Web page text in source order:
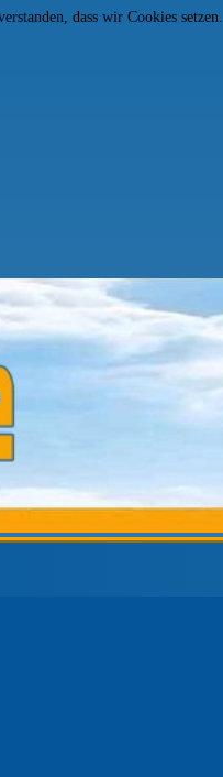
dass wir Cookies setzen.